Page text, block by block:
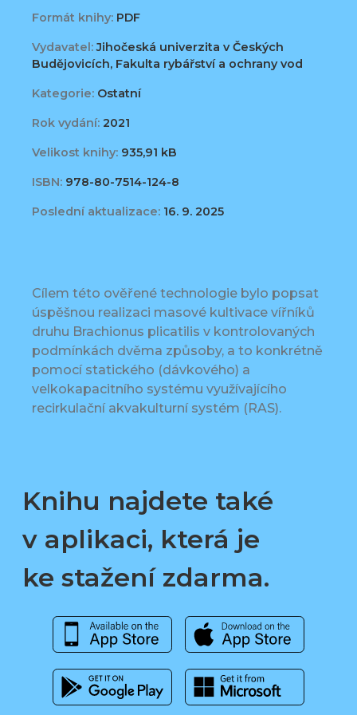
Formát knihy: PDF
Vydavatel:Jihočeská univerzita v Českých
Budějovicích, Fakulta rybářství a ochrany vod
Kategorie: Ostatní
Rok vydání: 2021
Velikost knihy: 935,91 kB
ISBN: 978-80-7514-124-8
Poslední aktualizace: 16. 9. 2025
Cílem této ověřené technologie bylo popsat
úspěšnou realizaci masové kultivace vířníků
druhu Brachionus plicatilis v kontrolovaných
podmínkách dvěma způsoby, a to konkrétně
pomocí statického (dávkového) a
velkokapacitního systému využívajícího
recirkulační akvakulturní systém (RAS).
Knihu najdete také
v aplikaci, která je
ke stažení zdarma.